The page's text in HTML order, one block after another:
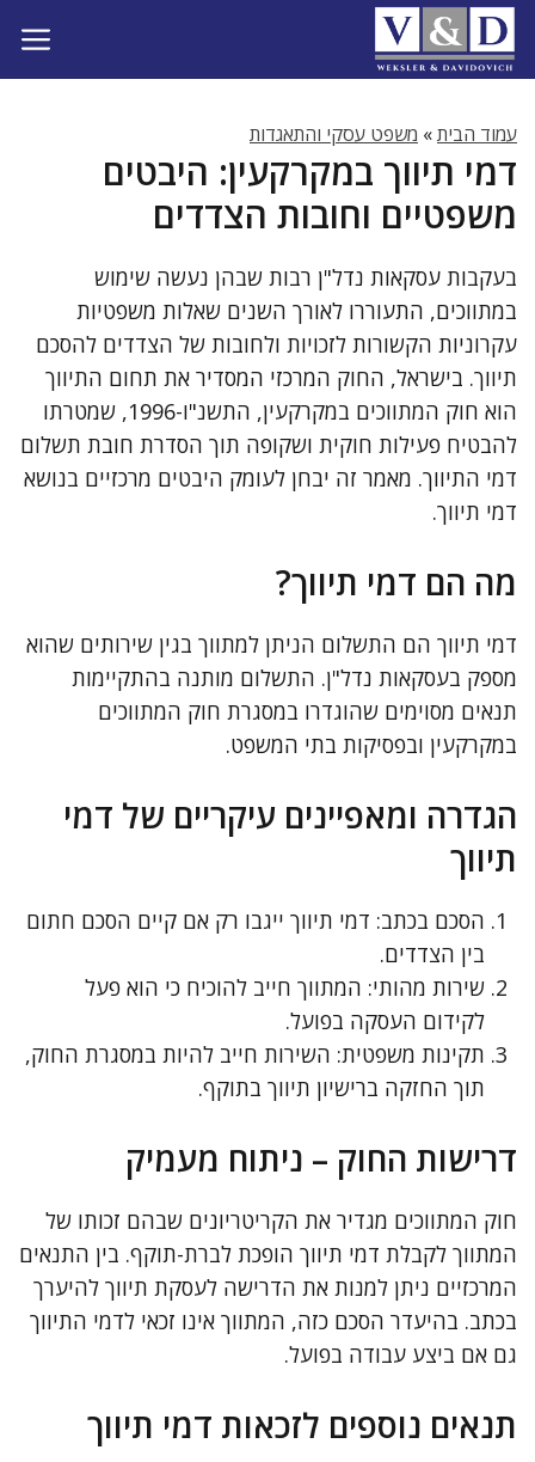
לדלג
לתוכן
עמוד הבית» משפט עסקי והתאגדות
דמי תיווך במקרקעין: היבטים
משפטיים וחובות הצדדים
בעקבות עסקאות נדל"ן רבות שבהן נעשה שימוש
במתווכים, התעוררו לאורך השנים שאלות משפטיות
עקרוניות הקשורות לזכויות ולחובות של הצדדים להסכם
תיווך. בישראל, החוק המרכזי המסדיר את תחום התיווך
הוא חוק המתווכים במקרקעין, התשנ"ו-1996, שמטרתו
להבטיח פעילות חוקית ושקופה תוך הסדרת חובת תשלום
דמי התיווך. מאמר זה יבחן לעומק היבטים מרכזיים בנושא
דמי תיווך.
מה הם דמי תיווך?
דמי תיווך הם התשלום הניתן למתווך בגין שירותים שהוא
מספק בעסקאות נדל"ן. התשלום מותנה בהתקיימות
תנאים מסוימים שהוגדרו במסגרת חוק המתווכים
במקרקעין ובפסיקות בתי המשפט.
הגדרה ומאפיינים עיקריים של דמי
תיווך
הסכם בכתב: דמי תיווך ייגבו רק אם קיים הסכם חתום
בין הצדדים.
שירות מהותי: המתווך חייב להוכיח כי הוא פעל
לקידום העסקה בפועל.
תקינות משפטית: השירות חייב להיות במסגרת החוק,
תוך החזקה ברישיון תיווך בתוקף.
דרישות החוק – ניתוח מעמיק
חוק המתווכים מגדיר את הקריטריונים שבהם זכותו של
המתווך לקבלת דמי תיווך הופכת לברת-תוקף. בין התנאים
המרכזיים ניתן למנות את הדרישה לעסקת תיווך להיערך
בכתב. בהיעדר הסכם כזה, המתווך אינו זכאי לדמי התיווך
גם אם ביצע עבודה בפועל.
תנאים נוספים לזכאות דמי תיווך